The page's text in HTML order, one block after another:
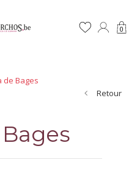
0
de Bages
Retour